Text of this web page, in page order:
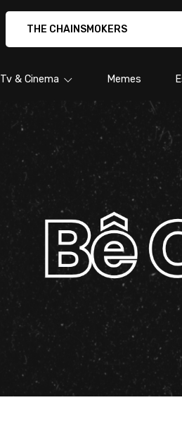
Tv & Cinema Memes